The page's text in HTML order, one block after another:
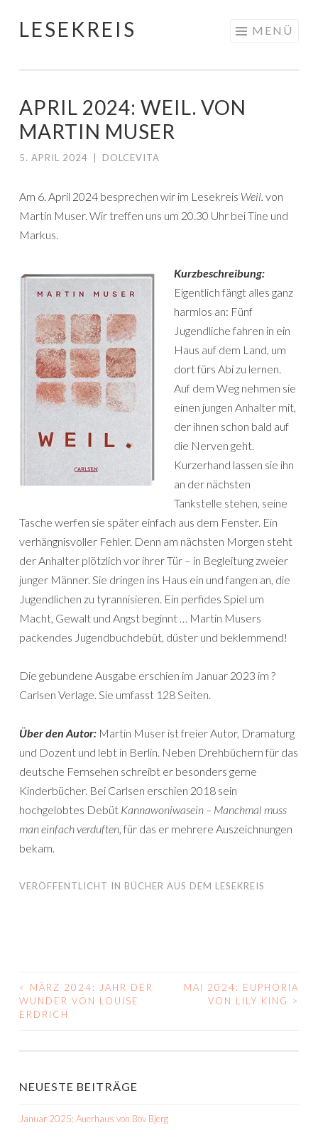
Springe
LESEKREIS MENÜ
APRIL 2024: WEIL. VON
MARTIN MUSER
5. APRIL 2024 DOLCEVITA
Am 6. April 2024 besprechen wir im Lesekreis Weil. von
Martin Muser. Wir treffen uns um 20.30 Uhr bei Tine und
Markus.
Kurzbeschreibung:
Eigentlich fängt alles ganz
harmlos an: Fünf
Jugendliche fahren in ein
Haus auf dem Land, um
dort fürs Abi zu lernen.
Auf dem Weg nehmen sie
einen jungen Anhalter mit,
der ihnen schon bald auf
die Nerven geht.
Kurzerhand lassen sie ihn
an der nächsten
Tankstelle stehen, seine
Tasche werfen sie später einfach aus dem Fenster. Ein
verhängnisvoller Fehler. Denn am nächsten Morgen steht
der Anhalter plötzlich vor ihrer Tür – in Begleitung zweier
junger Männer. Sie dringen ins Haus ein und fangen an, die
Jugendlichen zu tyrannisieren. Ein perfides Spiel um
Macht, Gewalt und Angst beginnt … Martin Musers
packendes Jugendbuchdebüt, düster und beklemmend!
Die gebundene Ausgabe erschien im Januar 2023 im ?
Carlsen Verlage. Sie umfasst 128 Seiten.
Über den Autor: Martin Muser ist freier Autor, Dramaturg
und Dozent und lebt in Berlin. Neben Drehbüchern für das
deutsche Fernsehen schreibt er besonders gerne
Kinderbücher. Bei Carlsen erschien 2018 sein
hochgelobtes Debüt Kannawoniwasein – Manchmal muss
man einfach verduften, für das er mehrere Auszeichnungen
bekam.
VERÖFFENTLICHT IN BÜCHER AUS DEM LESEKREIS
BEITRAGS-
NAVIGATION
<
MÄRZ 2024: JAHR DER
WUNDER VON LOUISE
ERDRICH
MAI 2024: EUPHORIA
VON LILY KING
>
NEUESTE BEITRÄGE
Januar 2025: Auerhaus von Bov Bjerg